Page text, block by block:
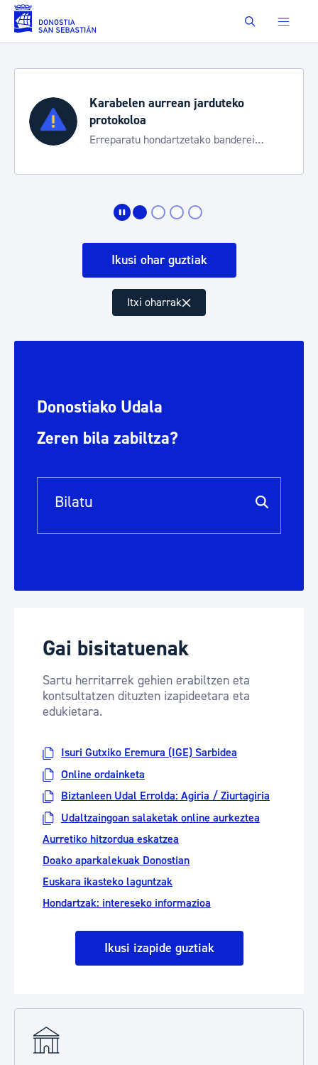
Eduki nagusira joan Buscar
Aste Nagusia 2026
Trafiko mozketak eta
bereziak
Ikusi ohar guztiak
Itxi oharrak
Donostiako Udala
Zeren bila zabiltza?
Bilaketa barra
Gai bisitatuenak
Sartu herritarrek gehien erabiltzen eta
kontsultatzen dituzten izapideetara eta
edukietara.
Isuri Gutxiko Eremura (IGE) Sarbidea
Online ordainketa
Biztanleen Udal Errolda: Agiria / Ziurtagiria
Udaltzaingoan salaketak online aurkeztea
Aurretiko hitzordua eskatzea
Doako aparkalekuak Donostian
Euskara ikasteko laguntzak
Hondartzak: intereseko informazioa
Ikusi izapide guztiak